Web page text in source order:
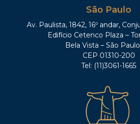
São Paulo
Av. Paulista, 1842, 16º andar,
Edifício Cetenco Plaza –
Bela Vista – São
CEP 01310-200
Tel: (11)3061-1665